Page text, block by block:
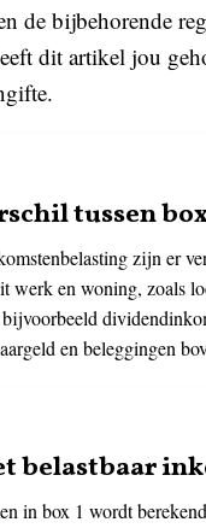
de bijbehorende
dit artikel jou
tussen
zijn er
werk en woning, zoals
en beleggingen
belastbaar
in box 1 wordt